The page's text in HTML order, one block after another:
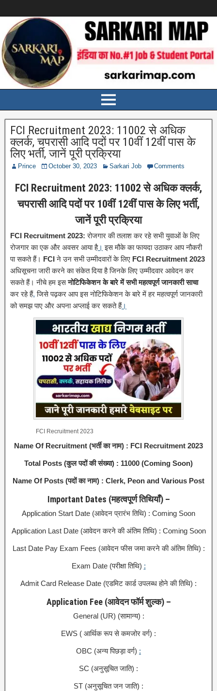
FCI Recruitment 2023: 11002 से अधिक
क्लर्क, चपरासी आदि पदों पर 10वीं 12वीं पास के
लिए भर्ती, जानें पूरी प्रक्रिया
Prince October 30, 2023 Sarkari Job Comments
FCI Recruitment 2023: 11002 से अधिक क्लर्क,
चपरासी आदि पदों पर 10वीं 12वीं पास के लिए भर्ती,
जानें पूरी प्रक्रिया
FCI Recruitment 2023: रोजगार की तलाश कर रहे सभी युवाओं के लिए
रोजगार का एक और अवसर आया है। इस मौके का फायदा उठाकर आप नौकरी
पा सकते हैं। FCIने उन सभी उम्मीदवारों के लिए FCI Recruitment 2023
अधिसूचना जारी करने का संकेत दिया है जिनके लिए उम्मीदवार आवेदन कर
सकते हैं। नीचे हम इसनोटिफिकेशन के बारे में सभी महत्वपूर्ण जानकारी साचा
कर रहे हैं, जिसे पढ़कर आप इस नोटिफिकेशन के बारे में हर महत्वपूर्ण जानकारी
को समझ पाए और अपना अप्लाई कर सकते हैं।
FCI Recruitment 2023
Name Of Recruitment (भर्ती का नाम) : FCI Recruitment 2023
Total Posts (कुल पदों की संख्या) : 11000 (Coming Soon)
Name Of Posts (पदों का नाम) : Clerk, Peon and Various Post
Important Dates (महत्वपूर्ण तिथियाँ) –
Application Start Date (आवेदन प्रारंभ तिथि) : Coming Soon
Application Last Date (आवेदन करने की अंतिम तिथि) : Coming Soon
Last Date Pay Exam Fees (आवेदन फीस जमा करने की अंतिम तिथि) :
Exam Date (परीक्षा तिथि) :
Admit Card Release Date (एडमिट कार्ड उपलब्ध होने की तिथि) :
Application Fee (आवेदन फॉर्म शुल्क) –
General (UR) (सामान्य) :
EWS ( आर्थिक रूप से कमजोर वर्ग) :
OBC (अन्य पिछड़ा वर्ग) :
SC (अनुसूचित जाति) :
ST (अनुसूचित जन जाति) :